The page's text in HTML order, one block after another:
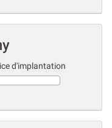
d'implantation